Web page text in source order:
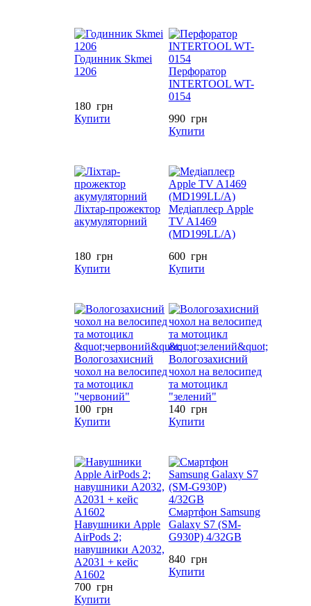
Годинник Skmei
1206
180 грн
Купити
Перфоратор
INTERTOOL WT-
0154
990 грн
Купити
Ліхтар-прожектор
акумуляторний
180 грн
Купити
Медіаплеєр Apple
TV A1469
(MD199LL/A)
600 грн
Купити
Вологозахисний
чохол на велосипед
та мотоцикл
"червоний"
100 грн
Купити
Вологозахисний
чохол на велосипед
та мотоцикл
"зелений"
140 грн
Купити
Навушники Apple
AirPods 2;
навушники A2032,
A2031 + кейс
A1602
700 грн
Купити
Смартфон Samsung
Galaxy S7 (SM-
G930P) 4/32GB
840 грн
Купити